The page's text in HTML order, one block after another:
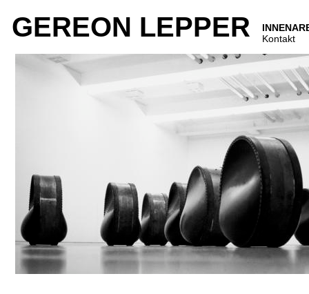
GEREON LEPPER
Kontakt